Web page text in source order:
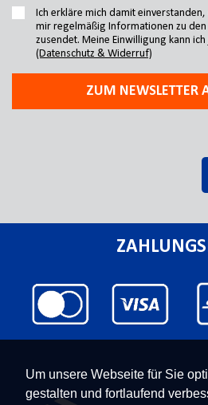
Um unsere Webseite für Sie
gestalten und fortlaufend
Ich erkläre mich damit
mir regelmäßig Informationen zu den
zusendet. Meine Einwilligung kann
(Datenschutz & Widerruf)
ZUM NEWSLETTER